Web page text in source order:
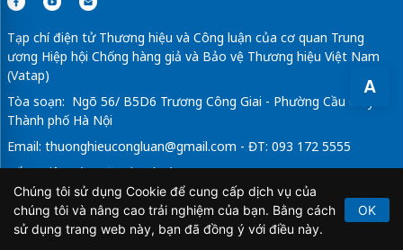
A
Tạp chí điện tử Thương hiệu và Công luận của cơ quan Trung
ương Hiệp hội Chống hàng giả và Bảo vệ Thương hiệu Việt Nam
(Vatap)
Tòa soạn: Ngõ 56/ B5D6 Trương Công Giai - Phường Cầu Giấy -
Thành phố Hà Nội
Email: thuonghieucongluan@gmail.com - ĐT: 093 172 5555
Tổng Biên Tập: Vũ Đức Thuận
Giấy phép hoạt động báo chí điện tử số 64/GP-BTTTT do Bộ
Thông tin và Truyền thông cấp ngày 21/2/2020.
Chúng tôi sử dụng Cookie để cung cấp dịch vụ của
chúng tôi và nâng cao trải nghiệm của bạn. Bằng cách
sử dụng trang web này, bạn đã đồng ý với điều này.
OK